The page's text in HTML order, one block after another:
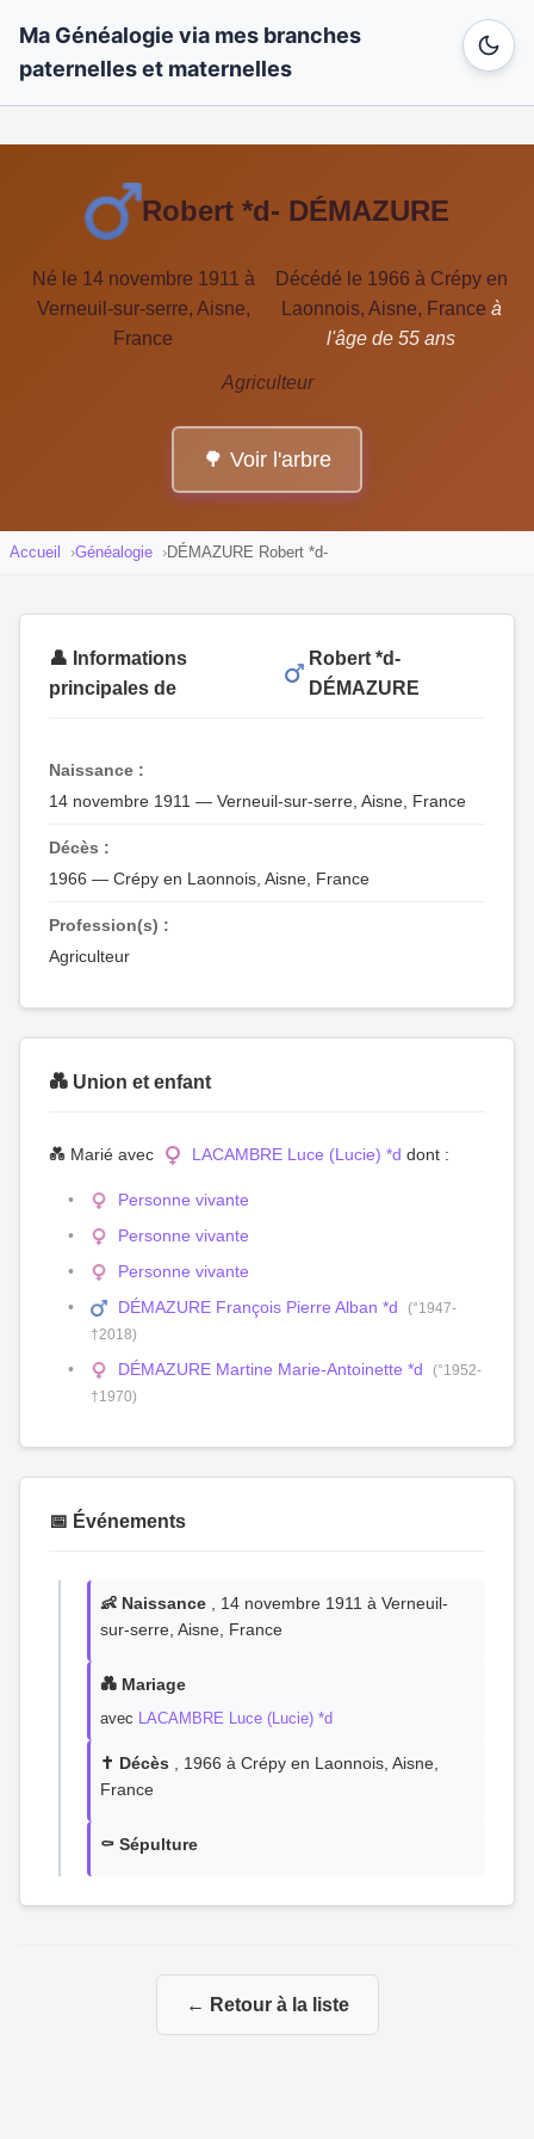
Ma Généalogie via mes branches
paternelles et maternelles
Robert *d- DÉMAZURE
Né le 14 novembre 1911 à
Verneuil-sur-serre, Aisne,
France
Décédé le 1966 à Crépy en
Laonnois, Aisne, France à
l'âge de 55 ans
Agriculteur
🌳 Voir l'arbre
Accueil Généalogie DÉMAZURE Robert *d-
👤 Informations
principales de
Robert *d-
DÉMAZURE
Naissance :
14 novembre 1911 — Verneuil-sur-serre, Aisne, France
Décès :
1966 — Crépy en Laonnois, Aisne, France
Profession(s) :
Agriculteur
💑 Union et enfant
💑 Marié avec LACAMBRE Luce (Lucie) *d dont :
Personne vivante
Personne vivante
Personne vivante
DÉMAZURE François Pierre Alban *d
(°1947-
†2018)
DÉMAZURE Martine Marie-Antoinette *d
(°1952-
†1970)
📅 Événements
👶 Naissance , 14 novembre 1911 à Verneuil-
sur-serre, Aisne, France
💑 Mariage
avec LACAMBRE Luce (Lucie) *d
✝️ Décès , 1966 à Crépy en Laonnois, Aisne,
France
⚰️ Sépulture
← Retour à la liste